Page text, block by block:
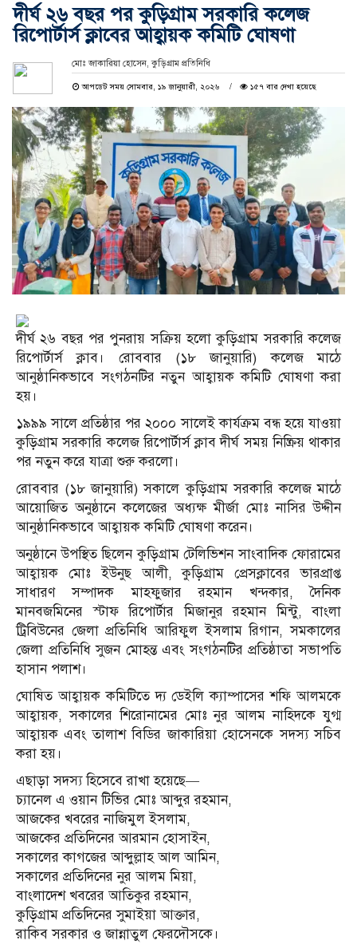
দীর্ঘ ২৬ বছর পর কুড়িগ্রাম সরকারি কলেজ
রিপোর্টার্স ক্লাবের আহ্বায়ক কমিটি ঘোষণা
মোঃ জাকারিয়া হোসেন, কুড়িগ্রাম প্রতিনিধি
আপডেট সময় সোমবার, ১৯ জানুয়ারী, ২০২৬ ১৫৭ বার দেখা হয়েছে
দীর্ঘ ২৬ বছর পর পুনরায় সক্রিয় হলো কুড়িগ্রাম সরকারি কলেজ
রিপোর্টার্স ক্লাব। রোববার (১৮ জানুয়ারি) কলেজ মাঠে
আনুষ্ঠানিকভাবে সংগঠনটির নতুন আহ্বায়ক কমিটি ঘোষণা করা
হয়।
১৯৯৯ সালে প্রতিষ্ঠার পর ২০০০ সালেই কার্যক্রম বন্ধ হয়ে যাওয়া
কুড়িগ্রাম সরকারি কলেজ রিপোর্টার্স ক্লাব দীর্ঘ সময় নিষ্ক্রিয় থাকার
পর নতুন করে যাত্রা শুরু করলো।
রোববার (১৮ জানুয়ারি) সকালে কুড়িগ্রাম সরকারি কলেজ মাঠে
আয়োজিত অনুষ্ঠানে কলেজের অধ্যক্ষ মীর্জা মোঃ নাসির উদ্দীন
আনুষ্ঠানিকভাবে আহ্বায়ক কমিটি ঘোষণা করেন।
অনুষ্ঠানে উপস্থিত ছিলেন কুড়িগ্রাম টেলিভিশন সাংবাদিক ফোরামের
আহ্বায়ক মোঃ ইউনুছ আলী, কুড়িগ্রাম প্রেসক্লাবের ভারপ্রাপ্ত
সাধারণ সম্পাদক মাহফুজার রহমান খন্দকার, দৈনিক
মানবজমিনের স্টাফ রিপোর্টার মিজানুর রহমান মিন্টু, বাংলা
ট্রিবিউনের জেলা প্রতিনিধি আরিফুল ইসলাম রিগান, সমকালের
জেলা প্রতিনিধি সুজন মোহন্ত এবং সংগঠনটির প্রতিষ্ঠাতা সভাপতি
হাসান পলাশ।
ঘোষিত আহ্বায়ক কমিটিতে দ্য ডেইলি ক্যাম্পাসের শফি আলমকে
আহ্বায়ক, সকালের শিরোনামের মোঃ নুর আলম নাহিদকে যুগ্ম
আহ্বায়ক এবং তালাশ বিডির জাকারিয়া হোসেনকে সদস্য সচিব
করা হয়।
এছাড়া সদস্য হিসেবে রাখা হয়েছে—
চ্যানেল এ ওয়ান টিভির মোঃ আব্দুর রহমান,
আজকের খবরের নাজিমুল ইসলাম,
আজকের প্রতিদিনের আরমান হোসাইন,
সকালের কাগজের আব্দুল্লাহ আল আমিন,
সকালের প্রতিদিনের নুর আলম মিয়া,
বাংলাদেশ খবরের আতিকুর রহমান,
কুড়িগ্রাম প্রতিদিনের সুমাইয়া আক্তার,
রাকিব সরকার ও জান্নাতুল ফেরদৌসকে।